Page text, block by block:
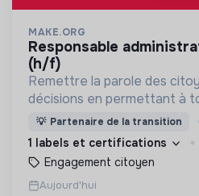
MAKE.ORG
responsable administratif et financier
(h/f)
Remettre la parole des
décisions en permettant à
changement (citoyens,
de collaborer grâce à une
💡 Partenaire de la transition
1 labels et certifications
Engagement citoyen
Aujourd'hui